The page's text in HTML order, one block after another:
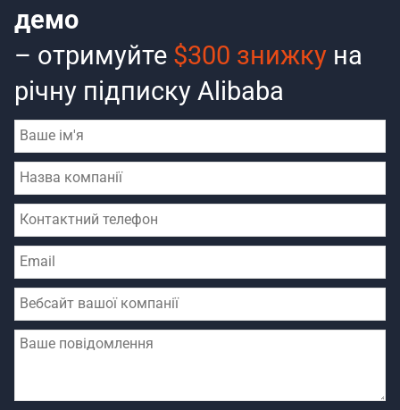
демо
– отримуйте $300 знижку на
річну підписку Alibaba